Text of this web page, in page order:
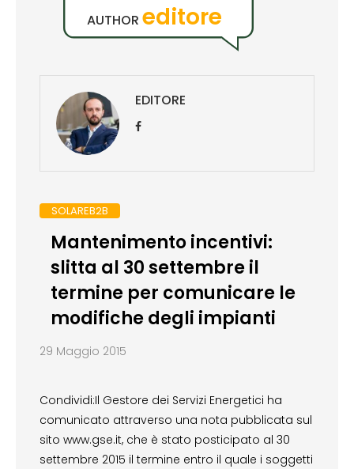
AUTHOR editore
EDITORE
SOLAREB2B
Mantenimento incentivi:
slitta al 30 settembre il
termine per comunicare le
modifiche degli impianti
29 Maggio 2015
Condividi:Il Gestore dei Servizi Energetici ha
comunicato attraverso una nota pubblicata sul
sito www.gse.it, che è stato posticipato al 30
settembre 2015 il termine entro il quale i soggetti